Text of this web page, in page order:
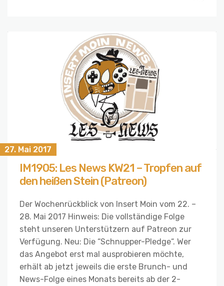
27. Mai 2017
IM1905: Les News KW21 – Tropfen auf
den heißen Stein (Patreon)
Der Wochenrückblick von Insert Moin vom 22. –
28. Mai 2017 Hinweis: Die vollständige Folge
steht unseren Unterstützern auf Patreon zur
Verfügung. Neu: Die “Schnupper-Pledge“. Wer
das Angebot erst mal ausprobieren möchte,
erhält ab jetzt jeweils die erste Brunch- und
News-Folge eines Monats bereits ab der 2-